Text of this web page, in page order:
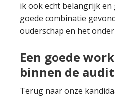
ik ook echt belangrijk en
goede combinatie
ouderschap en het
Een goede
binnen de
Terug naar onze